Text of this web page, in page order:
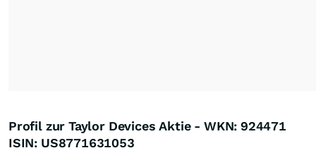
Profil zur Taylor Devices Aktie - WKN: 924471
ISIN: US8771631053